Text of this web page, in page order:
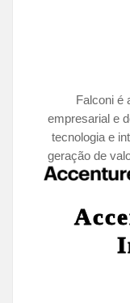
Falconi é
empresarial e
tecnologia e
geração de